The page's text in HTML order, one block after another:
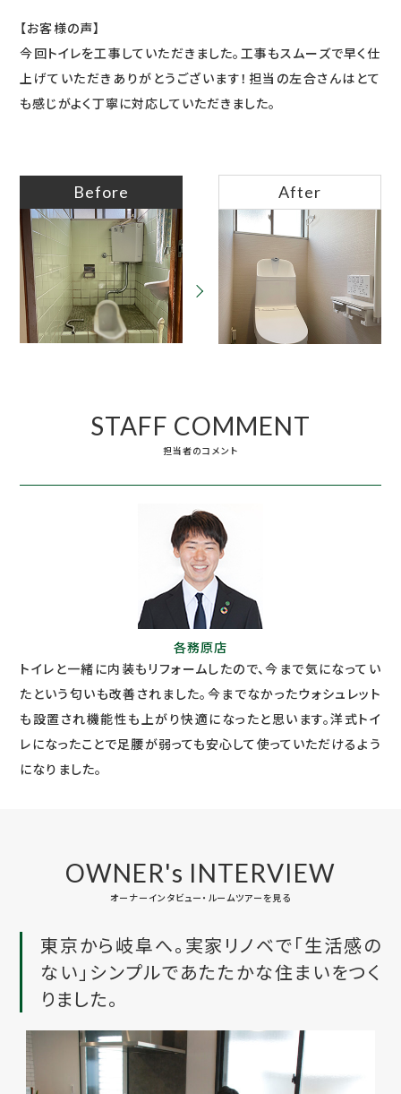
【お客様の声】
今回トイレを工事していただきました。工事もスムーズで早く仕
上げていただきありがとうございます！担当の左合さんはとて
も感じがよく丁寧に対応していただきました。
Before After
STAFF COMMENT
担当者のコメント
各務原店
トイレと一緒に内装もリフォームしたので、今まで気になってい
たという匂いも改善されました。今までなかったウォシュレット
も設置され機能性も上がり快適になったと思います。洋式トイ
レになったことで足腰が弱っても安心して使っていただけるよう
になりました。
OWNER's INTERVIEW
オーナーインタビュー・ルームツアーを見る
東京から岐阜へ。実家リノベで「生活感の
ない」シンプルであたたかな住まいをつく
りました。